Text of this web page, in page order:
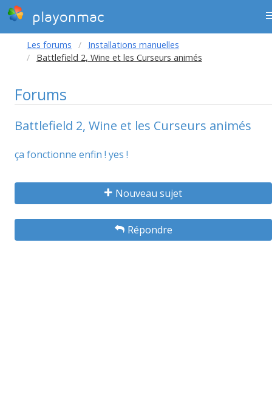
playonmac
Les forums
Installations manuelles
Battlefield 2, Wine et les Curseurs animés
Forums
Battlefield 2, Wine et les Curseurs animés
ça fonctionne enfin ! yes !
Nouveau sujet
Répondre